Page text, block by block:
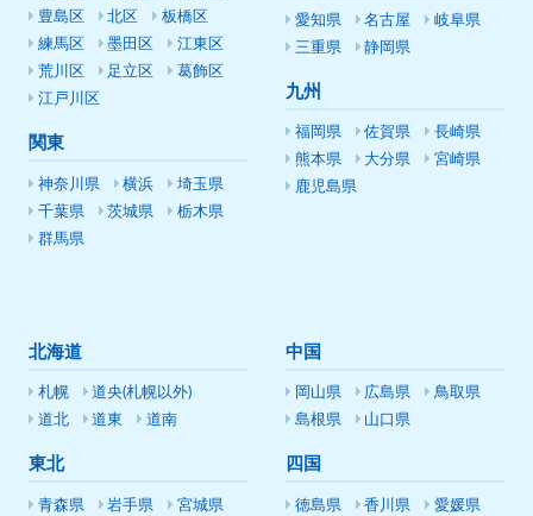
豊島区
北区
板橋区
練馬区
墨田区
江東区
荒川区
足立区
葛飾区
江戸川区
関東
神奈川県 横浜
埼玉県
千葉県
茨城県
栃木県
群馬県
愛知県 名古屋
岐阜県
三重県
静岡県
九州
福岡県 佐賀県
長崎県
熊本県
大分県
宮崎県
鹿児島県
北海道
札幌
道央(札幌以外)
道北
道東 道南
東北
青森県 岩手県
宮城県
中国
岡山県 広島県
鳥取県
島根県
山口県
四国
徳島県 香川県
愛媛県